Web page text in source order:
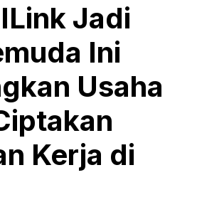
Jadi
Ini
Usaha
Kerja di